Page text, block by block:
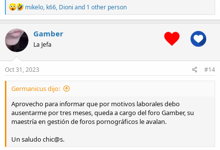
R
e
a
c
t
i
n
s
mikelo, k66, Dioni and 1 other person
Gamber
La Jefa
Oct 31, 2023 #14
Germanicus dijo:
Aprovecho para informar que por motivos laborales debo
ausentarme por tres meses, queda a cargo del foro Gamber, su
maestría en gestión de foros pornográficos le avalan.
Un saludo chic@s.